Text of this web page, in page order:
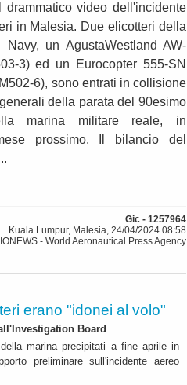
drammatico video dell'incidente
in Malesia. Due elicotteri della
Navy, un AgustaWestland AW-
3) ed un Eurocopter 555-SN
6), sono entrati in collisione
della parata del 90esimo
marina militare reale, in
prossimo. Il bilancio del
Gic - 1257964
Kuala Lumpur, Malesia, 24/04/2024 08:58
- World Aeronautical Press Agency
erano "idonei al volo"
Board
marina precipitati a fine aprile in
preliminare sull'incidente aereo